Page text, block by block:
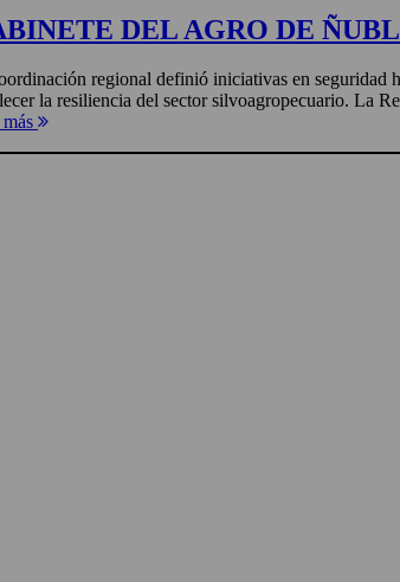
DEL AGRO DE
regional definió iniciativas en seguridad
la resiliencia del sector silvoagropecuario. La